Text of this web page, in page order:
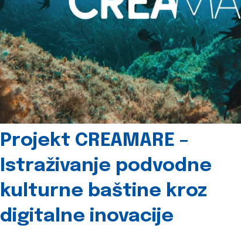
Projekt CREAMARE –
Istraživanje podvodne
kulturne baštine kroz
digitalne inovacije